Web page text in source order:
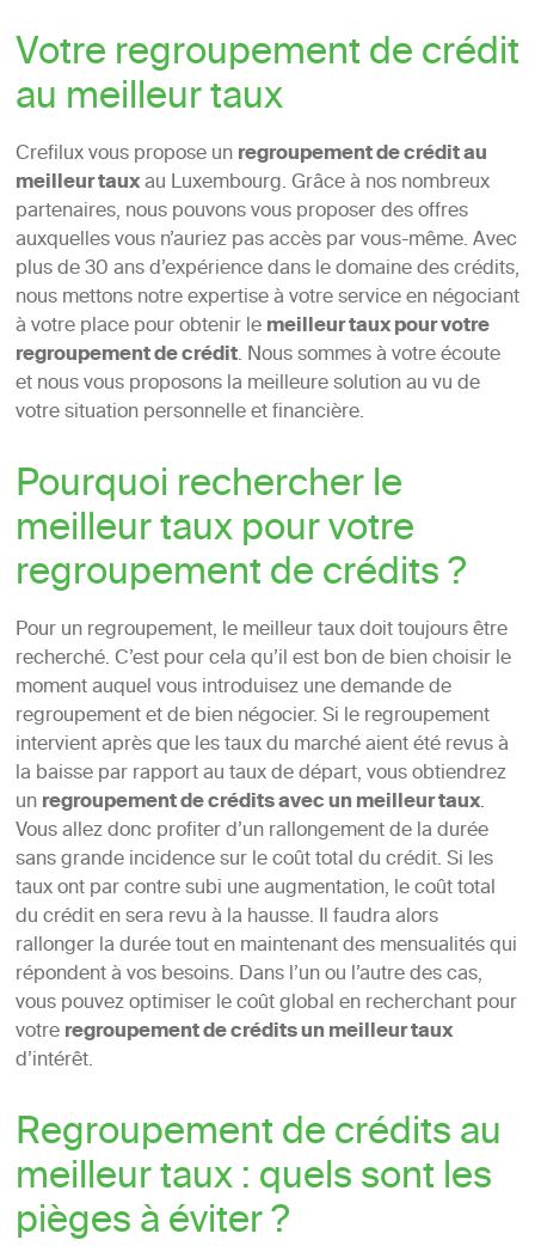
Votre regroupement de crédit
au meilleur taux
Crefilux vous propose unregroupement de crédit au
meilleur tauxau Luxembourg. Grâce à nos nombreux
partenaires, nous pouvons vous proposer des offres
auxquelles vous n’auriez pas accès par vous-même. Avec
plus de 30 ans d’expérience dans le domaine des crédits,
nous mettons notre expertise à votre service en négociant
à votre place pour obtenir lemeilleur taux pour votre
regroupement de crédit. Nous sommes à votre écoute
et nous vous proposons la meilleure solution au vu de
votre situation personnelle et financière.
Pourquoi rechercher le
meilleur taux pour votre
regroupement de crédits ?
Pour un regroupement, le meilleur taux doit toujours être
recherché. C’est pour cela qu’il est bon de bien choisir le
moment auquel vous introduisez une demande de
regroupement et de bien négocier. Si le regroupement
intervient après que les taux du marché aient été revus à
la baisse par rapport au taux de départ, vous obtiendrez
unregroupement de crédits avec un meilleur taux.
Vous allez donc profiter d’un rallongement de la durée
sans grande incidence sur le coût total du crédit. Si les
taux ont par contre subi une augmentation, le coût total
du crédit en sera revu à la hausse. Il faudra alors
rallonger la durée tout en maintenant des mensualités qui
répondent à vos besoins. Dans l’un ou l’autre des cas,
vous pouvez optimiser le coût global en recherchant pour
votreregroupement de crédits un meilleur taux
d’intérêt.
Regroupement de crédits au
meilleur taux : quels sont les
pièges à éviter ?